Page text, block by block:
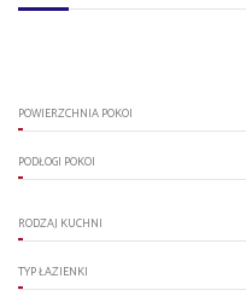
POWIERZCHNIA POKOI
PODŁOGI POKOI
RODZAJ KUCHNI
TYP ŁAZIENKI